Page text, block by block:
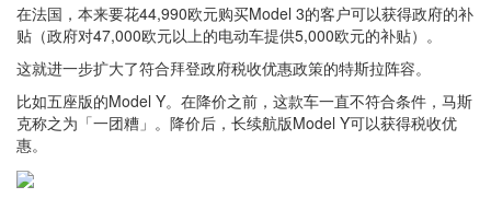
在法国，本来要花44,990欧元购买Model 3的客户可以获得政府的补
贴（政府对47,000欧元以上的电动车提供5,000欧元的补贴）。
这就进一步扩大了符合拜登政府税收优惠政策的特斯拉阵容。
比如五座版的Model Y。在降价之前，这款车一直不符合条件，马斯
克称之为「一团糟」。降价后，长续航版Model Y可以获得税收优
惠。